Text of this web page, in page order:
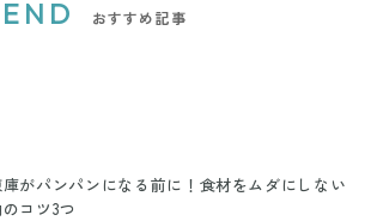
おすすめ記事
がパンパンになる前に！食材をムダにしない
コツ3つ